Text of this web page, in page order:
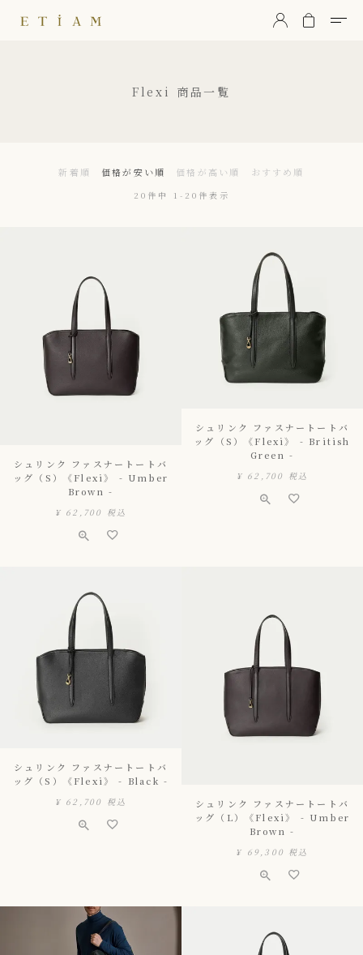
Flexi 商品一覧
新着順 価格が安い順 価格が高い順 おすすめ順
20 件中 1 - 20 件表示
シュリンク ファスナートートバ
ッグ（S）《Flexi》 - Umber
Brown -
¥ 62,700 税込
シュリンク ファスナートートバ
ッグ（S）《Flexi》 - British
Green -
¥ 62,700 税込
シュリンク ファスナートートバ
ッグ（S）《Flexi》 - Black -
¥ 62,700 税込
シュリンク ファスナートートバ
ッグ（L）《Flexi》 - Umber
Brown -
¥ 69,300 税込